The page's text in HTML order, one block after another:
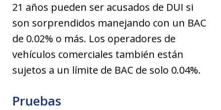
21 años pueden ser acusados ​​de DUI si
son sorprendidos manejando con un BAC
de 0.02% o más. Los operadores de
vehículos comerciales también están
sujetos a un límite de BAC de solo 0.04%.
Pruebas